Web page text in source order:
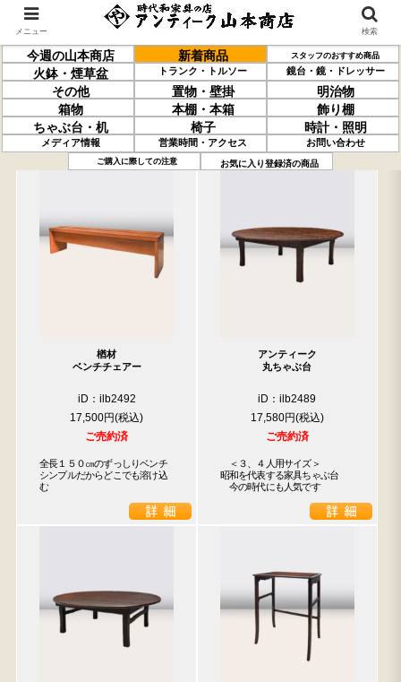
今週の山本商店 新着商品 スタッフのおすすめ商品
火鉢・煙草盆 トランク・トルソー 鏡台・鏡・ドレッサー
その他 置物・壁掛
明治物
箱物
本棚・本箱
飾り棚
ちゃぶ台・机
椅子 時計・照明
メディア情報 営業時間・アクセス お問い合わせ
ご購入に際しての注意 お気に入り登録済の商品
過去の取り扱い商品(5月22日分) 売約済の商品を非表示にする
楢材
ベンチチェアー
iD：ilb2492
17,500円
ご売約済
全長１５０㎝のずっしりベンチ
シンプルだからどこでも溶け込
む
アンティーク
丸ちゃぶ台
iD：ilb2489
17,580円
ご売約済
＜３、４人用サイズ＞
昭和を代表する家具ちゃぶ台
今の時代にも人気です
メニュー 検索